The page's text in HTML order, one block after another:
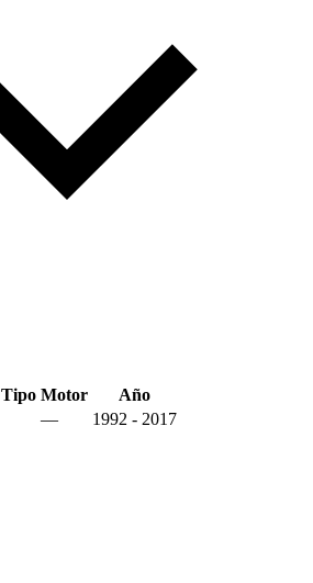
Tipo Motor
Año
—
1992 - 2017